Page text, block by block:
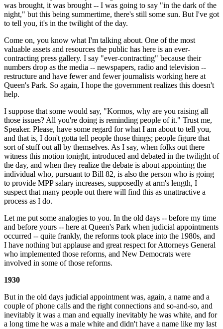
was brought, it was brought -- I was going to say "in the dark of the
night," but this being summertime, there's still some sun. But I've got
to tell you, it's in the twilight of the day.
Come on, you know what I'm talking about. One of the most
valuable assets and resources the public has here is an ever-
contracting press gallery. I say "ever-contracting" because their
numbers drop as the media -- newspapers, radio and television --
restructure and have fewer and fewer journalists working here at
Queen's Park. So again, I hope the government realizes this doesn't
help.
I suppose that some would say, "Kormos, why are you raising all
those issues? All you're doing is reminding people of it." Trust me,
Speaker. Please, have some regard for what I am about to tell you,
and that is, I don't gotta tell people those things; people figure that
sort of stuff out all by themselves. As I say, when folks out there
witness this motion tonight, introduced and debated in the twilight of
the day, and when they realize the debate is about appointing the
individual who, pursuant to Bill 82, is also the person who is going
to provide MPP salary increases, supposedly at arm's length, I
suspect that many people out there will find this as unattractive a
process as I do.
Let me put some analogies to you. In the old days -- before my time
and before yours -- here at Queen's Park when judicial appointments
occurred -- quite frankly, the reforms took place into the 1980s, and
I have nothing but applause and great respect for Attorneys General
who implemented those reforms, and New Democrats were
involved in some of those reforms.
1930
But in the old days judicial appointment was, again, a name and a
couple of phone calls and the right connections and so-and-so, and
inevitably it was a man and equally inevitably he was white, and for
a long time he was a male white and didn't have a name like my last